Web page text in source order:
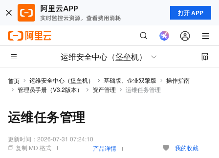
打开 APP
运维安全中心（堡垒机）
首页 运维安全中心（堡垒机） 基础版、企业双擎版
操作指南
管理员手册（V3.2版本）
资产管理 运维任务管理
运维任务管理
更新时间： 2026-07-31 07:24:10
复制 MD 格式
产品详情 我的收藏